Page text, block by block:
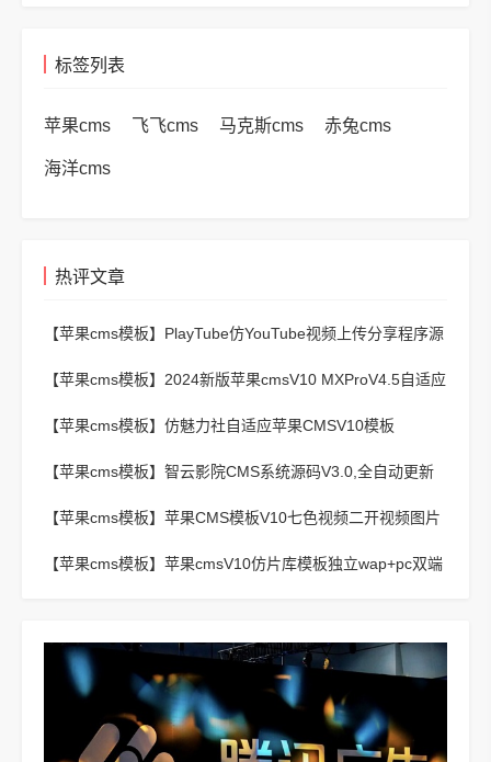
标签列表
苹果cms 飞飞cms 马克斯cms 赤兔cms
海洋cms
热评文章
【苹果cms模板】 PlayTube仿YouTube视频上传分享程序源
【苹果cms模板】 2024新版苹果cmsV10 MXProV4.5自适应
【苹果cms模板】 仿魅力社自适应苹果CMSV10模板
【苹果cms模板】 智云影院CMS系统源码V3.0,全自动更新
【苹果cms模板】 苹果CMS模板V10七色视频二开视频图片
【苹果cms模板】 苹果cmsV10仿片库模板独立wap+pc双端